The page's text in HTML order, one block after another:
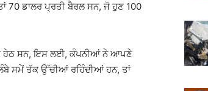
70 ਡਾਲਰ ਪ੍ਰਤੀ ਬੈਰਲ ਸਨ, ਜੋ ਹੁਣ 100
ਹੇਠ ਸਨ, ਇਸ ਲਈ, ਕੰਪਨੀਆਂ ਨੇ ਆਪਣੇ
ਸਮੇਂ ਤੱਕ ਉੱਚੀਆਂ ਰਹਿੰਦੀਆਂ ਹਨ, ਤਾਂ